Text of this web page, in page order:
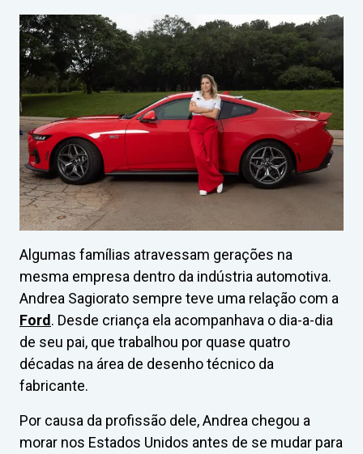
Algumas famílias atravessam gerações na
mesma empresa dentro da indústria automotiva.
Andrea Sagiorato sempre teve uma relação com a
Ford . Desde criança ela acompanhava o dia-a-dia
de seu pai, que trabalhou por quase quatro
décadas na área de desenho técnico da
fabricante.
Por causa da profissão dele, Andrea chegou a
morar nos Estados Unidos antes de se mudar para